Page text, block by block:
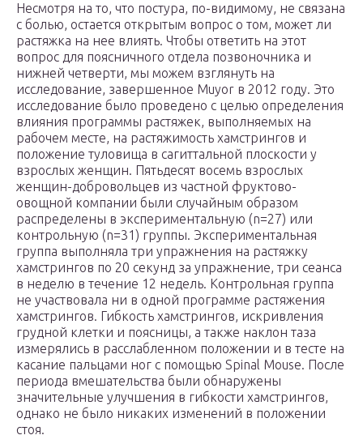
Несмотря на то, что постура, по-видимому, не связана
с болью, остается открытым вопрос о том, может ли
растяжка на нее влиять. Чтобы ответить на этот
вопрос для поясничного отдела позвоночника и
нижней четверти, мы можем взглянуть на
исследование, завершенное Muyor в 2012 году. Это
исследование было проведено с целью определения
влияния программы растяжек, выполняемых на
рабочем месте, на растяжимость хамстрингов и
положение туловища в сагиттальной плоскости у
взрослых женщин. Пятьдесят восемь взрослых
женщин-добровольцев из частной фруктово-
овощной компании были случайным образом
распределены в экспериментальную (n=27) или
контрольную (n=31) группы. Экспериментальная
группа выполняла три упражнения на растяжку
хамстрингов по 20 секунд за упражнение, три сеанса
в неделю в течение 12 недель. Контрольная группа
не участвовала ни в одной программе растяжения
хамстрингов. Гибкость хамстрингов, искривления
грудной клетки и поясницы, а также наклон таза
измерялись в расслабленном положении и в тесте на
касание пальцами ног с помощью Spinal Mouse. После
периода вмешательства были обнаружены
значительные улучшения в гибкости хамстрингов,
однако не было никаких изменений в положении
стоя.